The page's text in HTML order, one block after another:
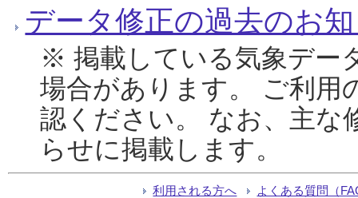
データ修正の過去のお
※ 掲載している気象デー
場合があります。 ご利用
認ください。 なお、主な
らせに掲載します。
利用される方へ よくある質問（